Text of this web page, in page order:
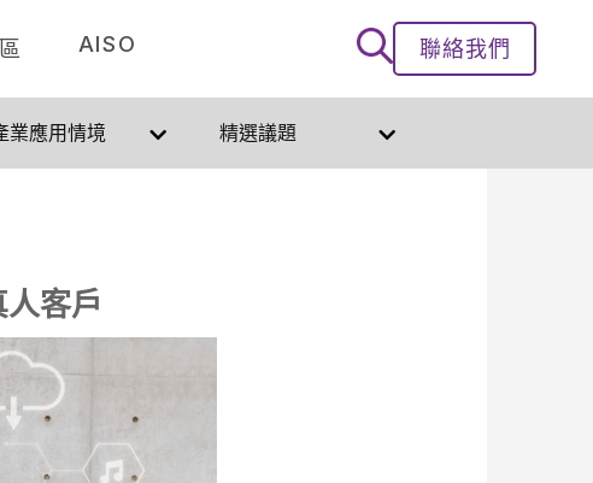
AISO 聯絡我們
業應用情境 精選議題
客戶